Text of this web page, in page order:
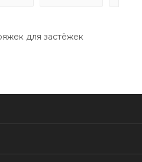
для застёжек